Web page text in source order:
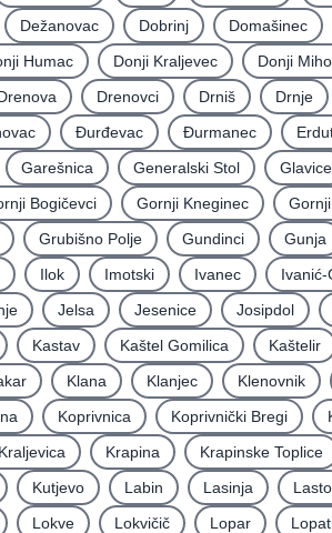
Dežanovac Dobrinj Domašinec
Humac Donji Kraljevec Donji
Drenovci Drniš Drnje
Ðurđevac Ðurmanec
Garešnica Generalski Stol Glavice
Bogičevci Gornji Kneginec
Grubišno Polje Gundinci Gunja
Ilok Imotski Ivanec Ivanić-
Jelsa Jesenice Josipdol
Kastav Kaštel Gomilica Kaštelir
Klana Klanjec Klenovnik
Koprivnica Koprivnički Bregi
Kraljevica Krapina Krapinske Toplice
Kutjevo Labin Lasinja
Lokve Lokvičič Lopar